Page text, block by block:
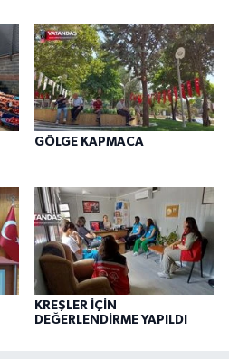
GÖLGE KAPMACA
KREŞLER İÇİN
DEĞERLENDİRME YAPILDI